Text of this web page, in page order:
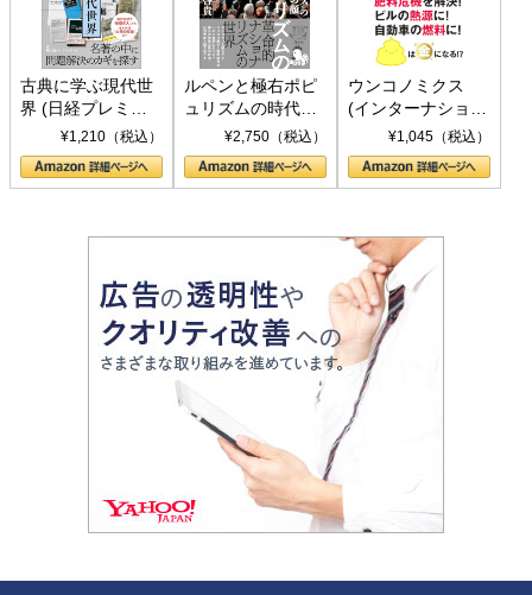
古典に学ぶ現代世
界 (日経プレミア
シリーズ)¥1,210（税込）
ルペンと極右ポピ
ュリズムの時代：
〈ヤヌス〉の二つ
の顔
¥2,750（税込）
ウンコノミクス
(インターナショナ
ル新書)¥1,045（税込）